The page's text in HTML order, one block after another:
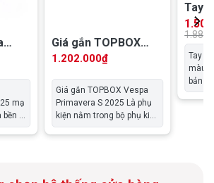
mạ
bền bỉ
Giá gắn TOPBOX
Vespa Primavera S
1.202.000₫
Giá gắn TOPBOX Vespa
Primavera S 2025 Là phụ
kiện nằm trong bộ phụ kiện
Urban Glide nhằm hoàn
giúp tối ưu trải nghiệm lái
Tay
–
Tay
màu
bản
luôn